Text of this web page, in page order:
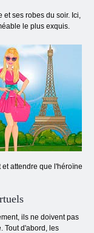
ses robes du soir. Ici,
le plus exquis.
attendre que l'héroïne
ils ne doivent pas
Tout d'abord, les